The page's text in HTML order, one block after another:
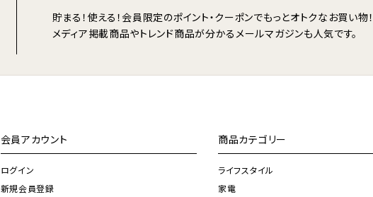
貯まる！使える！会員限定のポイント・クーポンでもっとオトクなお買い物！
メディア掲載商品やトレンド商品が分かるメールマガジンも人気です。
会員アカウント
ログイン
新規会員登録
商品カテゴリー
ライフスタイル
家電